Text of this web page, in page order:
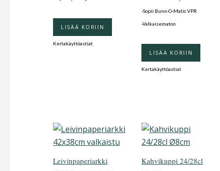
LISÄÄ KORIIN
Kertakäyttöastiat
-Sopii Bunn-O-Matic VPR
-Valkaisematon
LISÄÄ KORIIN
Kertakäyttöastiat
Leivinpaperiarkki
Kahvikuppi 24/28cl